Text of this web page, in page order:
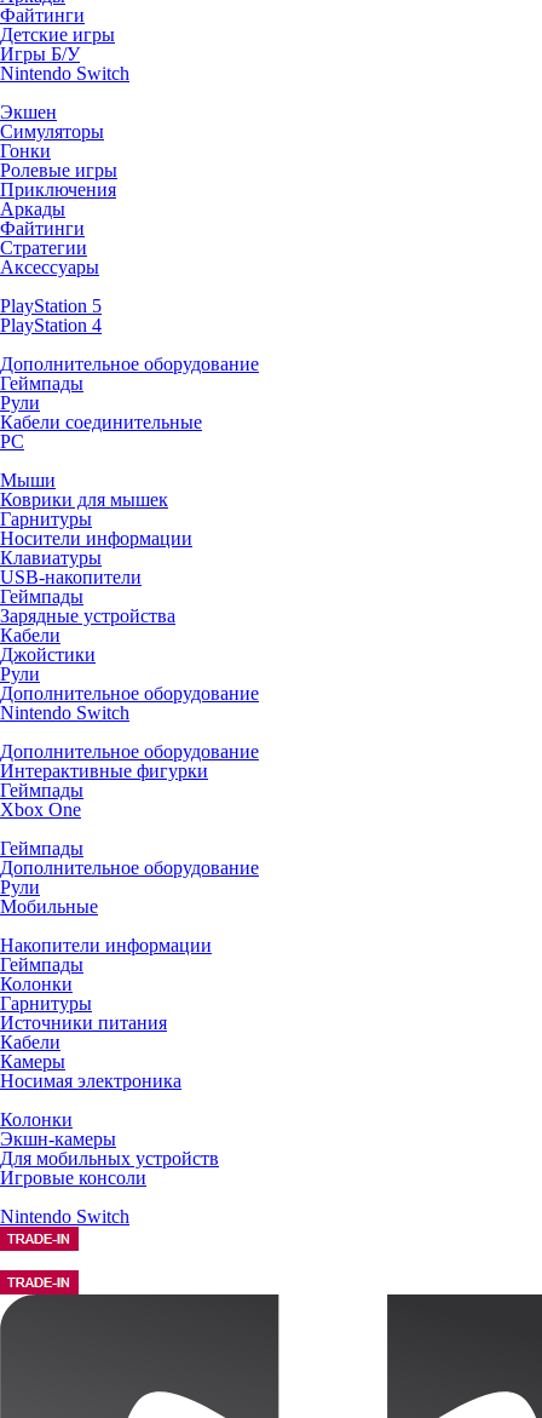
Файтинги
Детские игры
Игры Б/У
Nintendo Switch
Экшен
Симуляторы
Гонки
Ролевые игры
Приключения
Аркады
Файтинги
Стратегии
Аксессуары
PlayStation 5
PlayStation 4
Дополнительное оборудование
Геймпады
Рули
Кабели соединительные
PC
Мыши
Коврики для мышек
Гарнитуры
Носители информации
Клавиатуры
USB-накопители
Геймпады
Зарядные устройства
Кабели
Джойстики
Рули
Дополнительное оборудование
Nintendo Switch
Дополнительное оборудование
Интерактивные фигурки
Геймпады
Xbox One
Геймпады
Дополнительное оборудование
Рули
Мобильные
Накопители информации
Геймпады
Колонки
Гарнитуры
Источники питания
Кабели
Камеры
Носимая электроника
Колонки
Экшн-камеры
Для мобильных устройств
Игровые консоли
Nintendo Switch